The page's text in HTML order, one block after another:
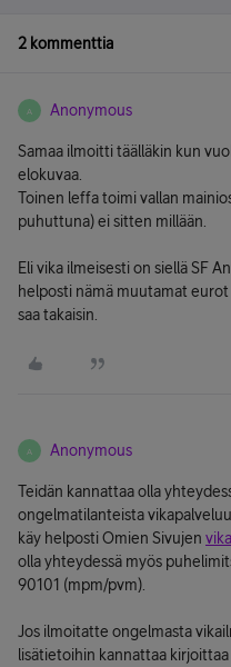
2 kommenttia
A Anonymous
Samaa ilmoitti täälläkin kun
elokuvaa.
Toinen leffa toimi vallan
puhuttuna) ei sitten millään.
Eli vika ilmeisesti on siellä SF
helposti nämä muutamat
saa takaisin.
A Anonymous
Teidän kannattaa olla
ongelmatilanteista
käy helposti Omien Sivujen
olla yhteydessä myös
90101 (mpm/pvm).
Jos ilmoitatte ongelmasta
lisätietoihin kannattaa